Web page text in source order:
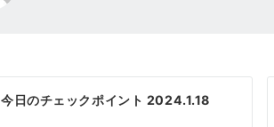
今日のチェックポイント 2024.1.18